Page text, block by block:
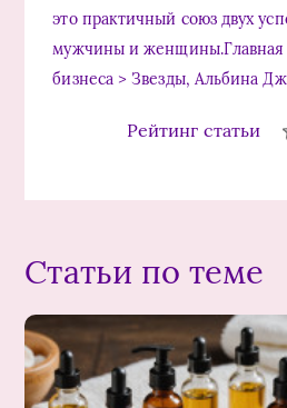
это практичный союз двух
мужчины и
бизнеса > Звезды, Альбина
Рейтинг статьи
Статьи по теме